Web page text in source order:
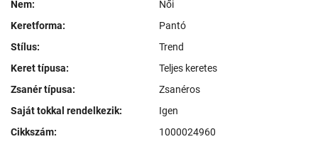
Nem:
Női
Keretforma:
Pantó
Stílus:
Trend
Keret típusa:
Teljes keretes
Zsanér típusa:
Zsanéros
Saját tokkal rendelkezik:
Igen
Cikkszám:
1000024960